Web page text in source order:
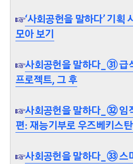
☞‘사회공헌을 말하다’ 기획
모아 보기
☞사회공헌을 말하다_㉛ 급
프로젝트, 그 후
☞사회공헌을 말하다_㉜ 임
편: 재능기부로 우즈베키스
☞사회공헌을 말하다_㉝ 스